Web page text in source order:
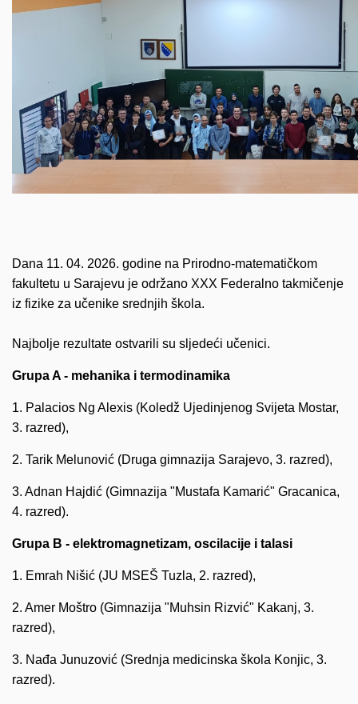
Dana 11. 04. 2026. godine na Prirodno-matematičkom
fakultetu u Sarajevu je održano XXX Federalno takmičenje
iz fizike za učenike srednjih škola.
Najbolje rezultate ostvarili su sljedeći učenici.
Grupa A - mehanika i termodinamika
1. Palacios Ng Alexis (Koledž Ujedinjenog Svijeta Mostar,
3. razred),
2. Tarik Melunović (Druga gimnazija Sarajevo, 3. razred),
3. Adnan Hajdić (Gimnazija "Mustafa Kamarić" Gracanica,
4. razred).
Grupa B - elektromagnetizam, oscilacije i talasi
1. Emrah Nišić (JU MSEŠ Tuzla, 2. razred),
2. Amer Moštro (Gimnazija "Muhsin Rizvić" Kakanj, 3.
razred),
3. Nađa Junuzović (Srednja medicinska škola Konjic, 3.
razred).